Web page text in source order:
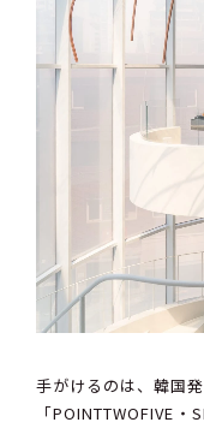
手がけるのは、韓国
「POINTTWOFIVE・